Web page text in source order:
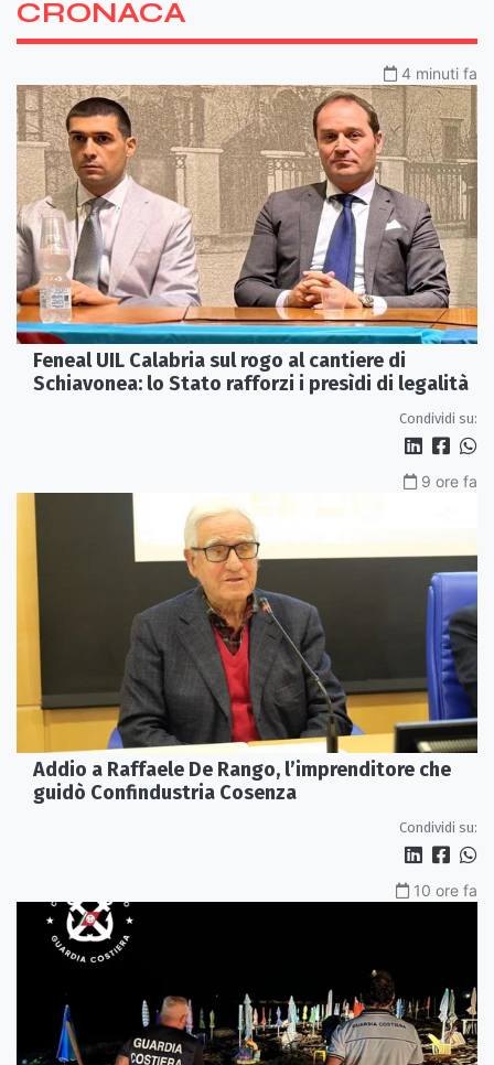
CRONACA
4 minuti fa
Feneal UIL Calabria sul rogo al cantiere di
Schiavonea: lo Stato rafforzi i presìdi di legalità
Condividi su:
9 ore fa
Addio a Raffaele De Rango, l’imprenditore che
guidò Confindustria Cosenza
Condividi su:
10 ore fa